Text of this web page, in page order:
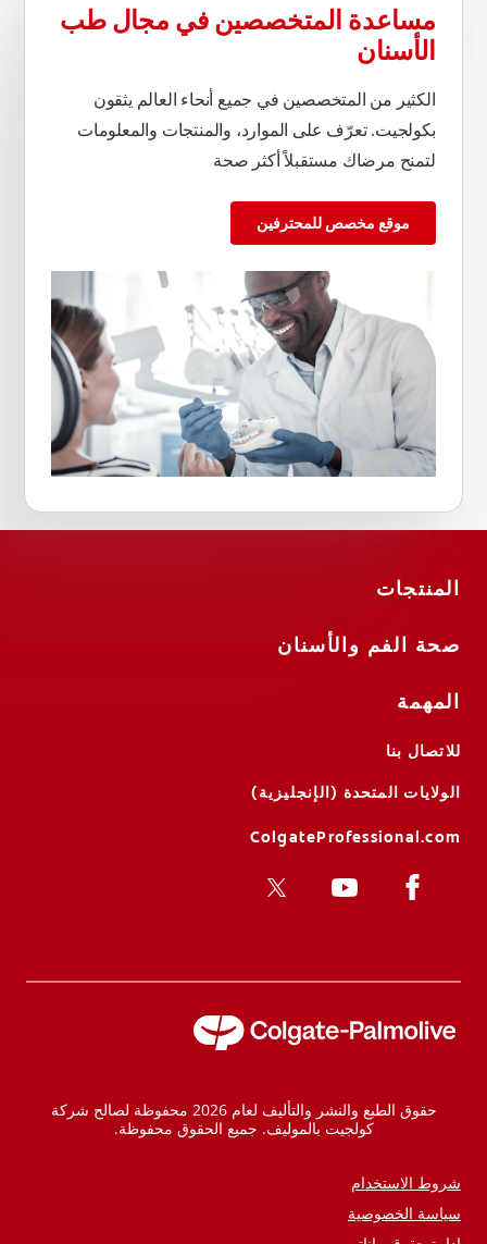
مساعدة المتخصصين في مجال طب
الأسنان
الكثير من المتخصصين في جميع أنحاء العالم يثقون
بكولجيت. تعرّف على الموارد، والمنتجات والمعلومات
لتمنح مرضاك مستقبلاً أكثر صحة
موقع مخصص للمحترفين
المنتجات
صحة الفم والأسنان
المهمة
للاتصال بنا
الولايات المتحدة (الإنجليزية)
ColgateProfessional.com
حقوق الطبع والنشر والتأليف لعام 2026 محفوظة لصالح شركة
كولجيت بالموليف. جميع الحقوق محفوظة.
شروط الاستخدام
سياسة الخصوصية